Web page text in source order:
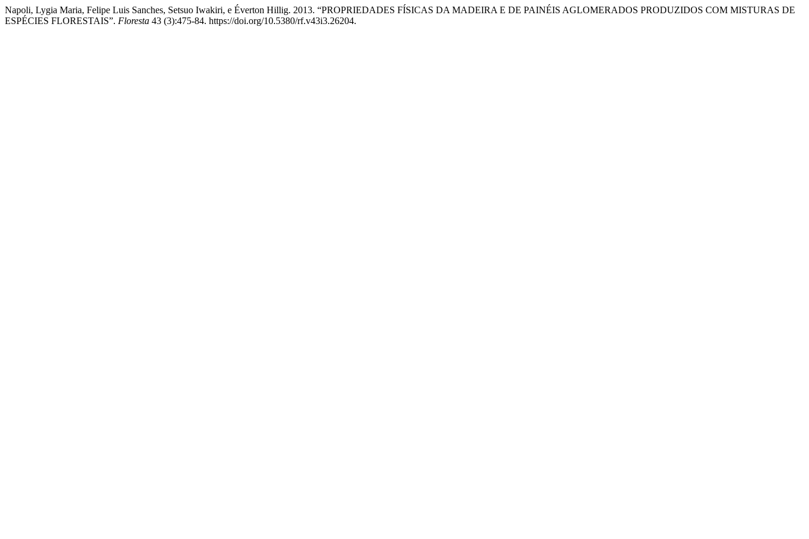
Napoli, Lygia Maria, Felipe Luis Sanches, Setsuo Iwakiri, e Éverton Hillig. 2013. “PROPRIEDADES FÍSICAS DA MADEIRA E DE PAINÉIS AGLOMERADOS PRODUZIDOS COM MISTURAS DE
ESPÉCIES FLORESTAIS”. Floresta 43 (3):475-84. https://doi.org/10.5380/rf.v43i3.26204.